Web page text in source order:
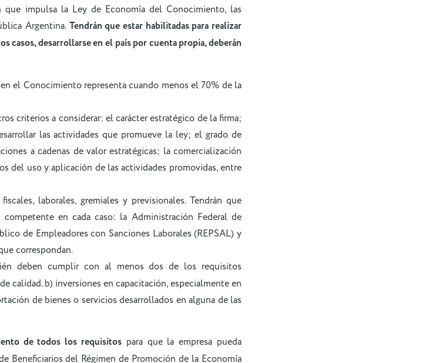
que impulsa la Ley de Economía del Conocimiento, las
Argentina. Tendrán que estar habilitadas para realizar
casos, desarrollarse en el país por cuenta propia, deberán
el Conocimiento representa cuando menos el 70% de la
criterios a considerar: el carácter estratégico de la firma;
las actividades que promueve la ley; el grado de
a cadenas de valor estratégicas; la comercialización
del uso y aplicación de las actividades promovidas, entre
laborales, gremiales y previsionales. Tendrán que
en cada caso: la Administración Federal de
de Empleadores con Sanciones Laborales (REPSAL) y
correspondan.
deben cumplir con al menos dos de los requisitos
calidad. b) inversiones en capacitación, especialmente en
de bienes o servicios desarrollados en alguna de las
de todos los requisitos para que la empresa pueda
Beneficiarios del Régimen de Promoción de la Economía